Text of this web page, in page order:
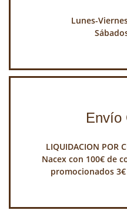
Lunes-
Envío
LIQUIDACION POR
Nacex con 100€ de
promocionados